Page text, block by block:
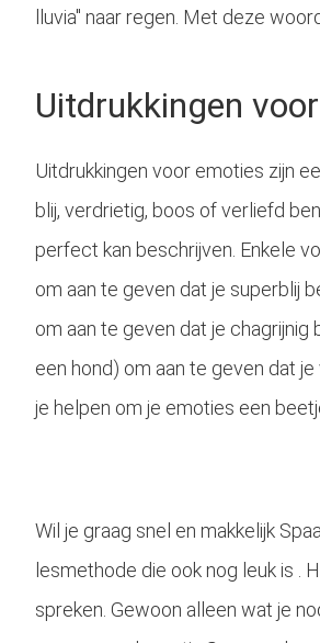
lluvia" naar regen. Met deze
Uitdrukkingen
Uitdrukkingen voor emoties zijn
blij, verdrietig, boos of verliefd
perfect kan beschrijven. Enkele
om aan te geven dat je superblij
om aan te geven dat je
een hond) om aan te geven dat
je helpen om je emoties een
Wil je graag snel en makkelijk
lesmethode die ook nog leuk is .
spreken. Gewoon alleen wat je